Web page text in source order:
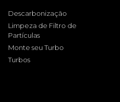
Descarbonização
Limpeza de Filtro de
Partículas
Monte seu Turbo
Turbos